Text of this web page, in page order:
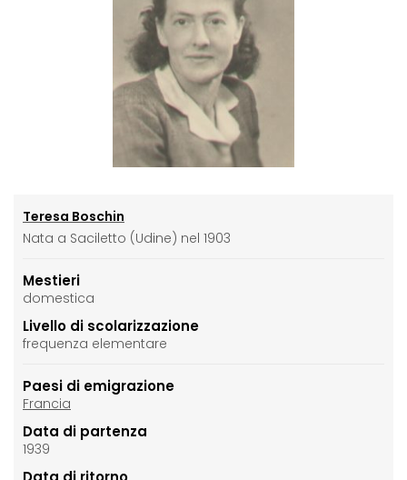
Teresa Boschin
Nata a Saciletto (Udine) nel 1903
Mestieri
domestica
Livello di scolarizzazione
frequenza elementare
Paesi di emigrazione
Francia
Data di partenza
1939